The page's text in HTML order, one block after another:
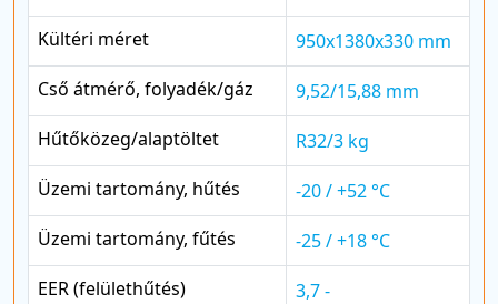
Kültéri méret
950x1380x330 mm
Cső átmérő, folyadék/gáz
9,52/15,88 mm
Hűtőközeg/alaptöltet
R32/3 kg
Üzemi tartomány, hűtés
-20 / +52 °C
Üzemi tartomány, fűtés
-25 / +18 °C
EER (felülethűtés)
3,7 -